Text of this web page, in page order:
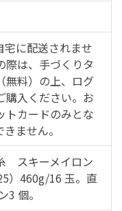
宅に配送されませ
際は、手づくりタ
無料）の上、ログ
購入ください。お
トカードのみとな
ません。
スキーメイロン
）460g/16 玉。直
個。